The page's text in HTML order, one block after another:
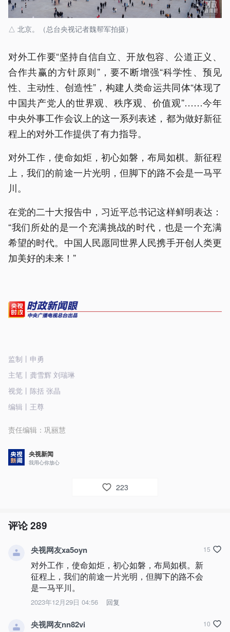
△ 北京。（总台央视记者魏帮军拍摄）
对外工作要“坚持自信自立、开放包容、公道正义、
合作共赢的方针原则”，要不断增强“科学性、预见
性、主动性、创造性”，构建人类命运共同体“体现了
中国共产党人的世界观、秩序观、价值观”……今年
中央外事工作会议上的这一系列表述，都为做好新征
程上的对外工作提供了有力指导。
对外工作，使命如炬，初心如磐，布局如棋。新征程
上，我们的前途一片光明，但脚下的路不会是一马平
川。
在党的二十大报告中，习近平总书记这样鲜明表达：
“我们所处的是一个充满挑战的时代，也是一个充满
希望的时代。中国人民愿同世界人民携手开创人类更
加美好的未来！”
监制丨申勇
主笔丨龚雪辉 刘瑞琳
视觉丨陈括 张晶
编辑丨王尊
责任编辑： 巩丽慧
央视新闻
我用心你放心
223
评论289
央视网友xa5oyn
对外工作，使命如炬，初心如磐，布局如棋。新
征程上，我们的前途一片光明，但脚下的路不会
是一马平川。
2023年12月29日 04:56 回复
15
央视网友nn82vi 10